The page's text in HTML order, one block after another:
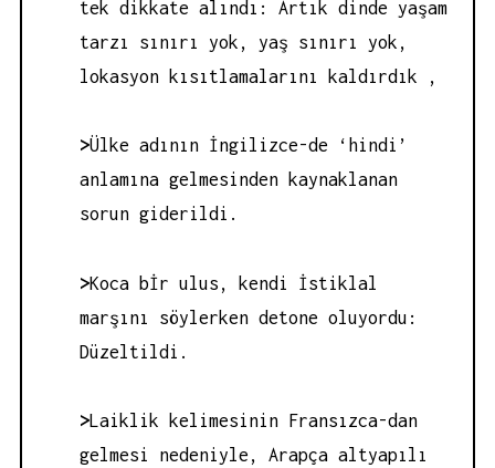
tek dikkate alındı: Artık dinde yaşam
tarzı sınırı yok, yaş sınırı yok,
lokasyon kısıtlamalarını kaldırdık ,
>Ülke adının İngilizce-de ‘hindi’
anlamına gelmesinden kaynaklanan
sorun giderildi.
>Koca bİr ulus, kendi İstiklal
marşını söylerken detone oluyordu:
Düzeltildi.
>Laiklik kelimesinin Fransızca-dan
gelmesi nedeniyle, Arapça altyapılı